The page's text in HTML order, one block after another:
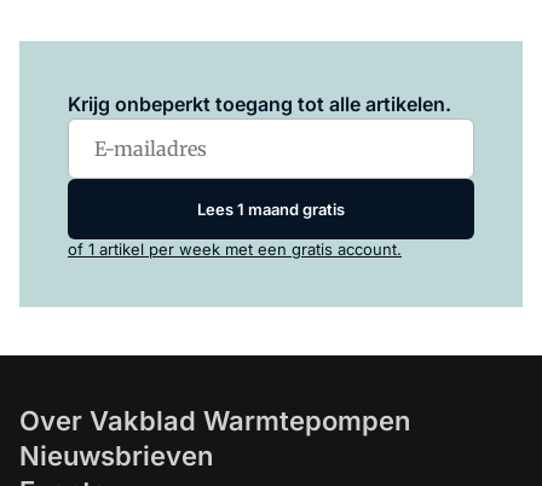
Krijg onbeperkt toegang tot alle artikelen.
Lees 1 maand gratis
of 1 artikel per week met een gratis account.
Over Vakblad Warmtepompen
Nieuwsbrieven